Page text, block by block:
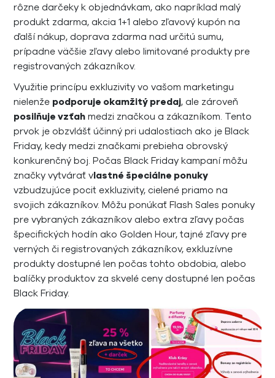
rôzne darčeky k objednávkam, ako napríklad malý
produkt zdarma, akcia 1+1 alebo zľavový kupón na
ďalší nákup, doprava zdarma nad určitú sumu,
prípadne väčšie zľavy alebo limitované produkty pre
registrovaných zákazníkov.
Využitie princípu exkluzivity vo vašom marketingu
nielenže podporuje okamžitý predaj, ale zároveň
posilňuje vzťah medzi značkou a zákazníkom. Tento
prvok je obzvlášť účinný pri udalostiach ako je Black
Friday, kedy medzi značkami prebieha obrovský
konkurenčný boj. Počas Black Friday kampaní môžu
značky vytvárať vlastné špeciálne ponuky
vzbudzujúce pocit exkluzivity, cielené priamo na
svojich zákazníkov. Môžu ponúkať Flash Sales ponuky
pre vybraných zákazníkov alebo extra zľavy počas
špecifických hodín ako Golden Hour, tajné zľavy pre
verných či registrovaných zákazníkov, exkluzívne
produkty dostupné len počas tohto obdobia, alebo
balíčky produktov za skvelé ceny dostupné len počas
Black Friday.